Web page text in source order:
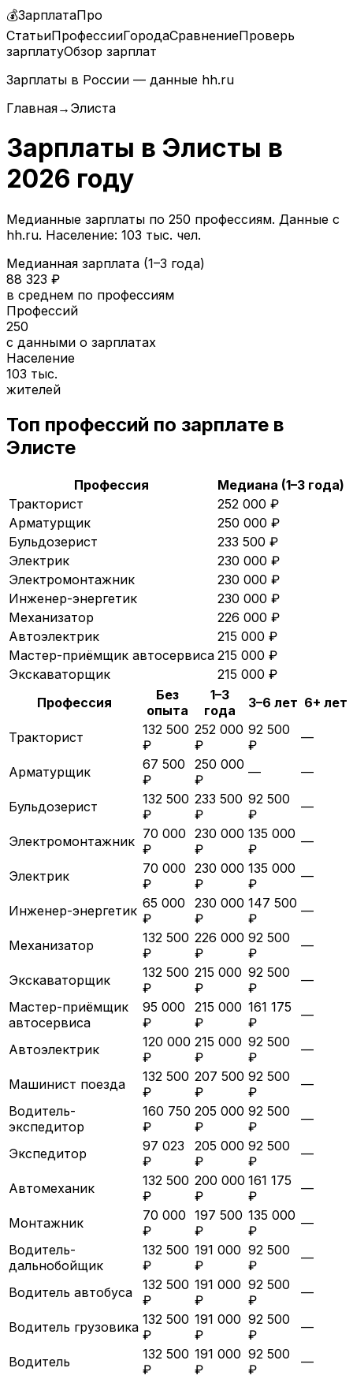
💰ЗарплатаПро
СтатьиПрофессииГородаСравнениеПроверь
зарплатуОбзор зарплат
Зарплаты в России — данные hh.ru
Главная→ Элиста
Зарплаты в Элисты в
2026 году
Медианные зарплаты по 250 профессиям. Данные с
hh.ru. Население: 103 тыс. чел.
Медианная зарплата (1–3 года)
88 323 ₽
в среднем по профессиям
Профессий
250
с данными о зарплатах
Население
103 тыс.
жителей
Топ профессий по зарплате в
Элисте
Профессия
Медиана (1–3 года)
Тракторист
252 000 ₽
Арматурщик
250 000 ₽
Бульдозерист
233 500 ₽
Электрик
230 000 ₽
Электромонтажник
230 000 ₽
Инженер-энергетик
230 000 ₽
Механизатор
226 000 ₽
Автоэлектрик
215 000 ₽
Мастер-приёмщик автосервиса 215 000 ₽
Экскаваторщик
215 000 ₽
Профессия
Без
опыта
1–3
года
3–6 лет 6+ лет
Тракторист
132 500
₽
252 000
₽
92 500
₽
—
Арматурщик
67 500
₽
250 000
₽
— —
Бульдозерист
132 500
₽
233 500
₽
92 500
₽
—
Электромонтажник 70 000
₽
230 000
₽
135 000
₽
—
Электрик
70 000
₽
230 000
₽
135 000
₽
—
Инженер-энергетик 65 000
₽
230 000
₽
147 500
₽
—
Механизатор
132 500
₽
226 000
₽
92 500
₽
—
Экскаваторщик
132 500
₽
215 000
₽
92 500
₽
—
Мастер-приёмщик
автосервиса
95 000
₽
215 000
₽
161 175
₽
—
Автоэлектрик
120 000
₽
215 000
₽
92 500
₽
—
Машинист поезда
132 500
₽
207 500
₽
92 500
₽
—
Водитель-
экспедитор
160 750
₽
205 000
₽
92 500
₽
—
Экспедитор
97 023
₽
205 000
₽
92 500
₽
—
Автомеханик
132 500
₽
200 000
₽
161 175
₽
—
Монтажник
70 000
₽
197 500
₽
135 000
₽
—
Водитель-
дальнобойщик
132 500
₽
191 000
₽
92 500
₽
—
Водитель автобуса
132 500
₽
191 000
₽
92 500
₽
—
Водитель грузовика 132 500
₽
191 000
₽
92 500
₽
—
Водитель
132 500
₽
191 000
₽
92 500
₽
—